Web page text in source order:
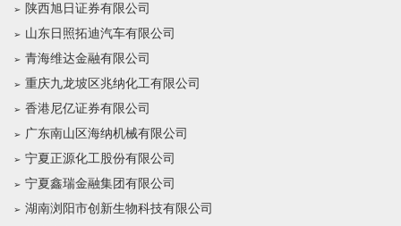
陕西旭日证券有限公司
山东日照拓迪汽车有限公司
青海维达金融有限公司
重庆九龙坡区兆纳化工有限公司
香港尼亿证券有限公司
广东南山区海纳机械有限公司
宁夏正源化工股份有限公司
宁夏鑫瑞金融集团有限公司
湖南浏阳市创新生物科技有限公司